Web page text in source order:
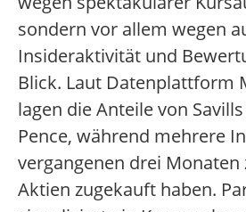
sondern vor allem wegen
Insideraktivität und
Blick. Laut Datenplattform
lagen die Anteile von
Pence, während mehrere
vergangenen drei Monaten
Aktien zugekauft haben.